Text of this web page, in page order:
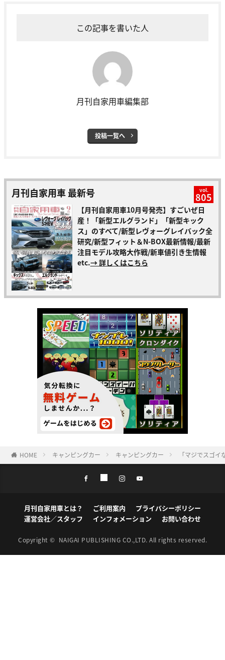
この記事を書いた人
月刊自家用車編集部
投稿一覧へ
月刊自家用車 最新号 vol.
805
【月刊自家用車10月号発売】すごいぜ日
産！「新型エルグランド」「新型キック
ス」のすべて/新型レヴォーグレイバック全
研究/新型フィット＆N-BOX最新情報/最新
注目モデル攻略大作戦/新車値引き生情報
etc.→ 詳しくはこちら
HOME キャンピングカー キャンピングカー 「マジでスゴ
月刊自家用車とは？ ご利用案内
プライバシーポリシー
運営会社／スタッフ
インフォメーション お問い合わせ
Copyright © NAIGAI PUBLISHING CO.,LTD. All rights reserved.